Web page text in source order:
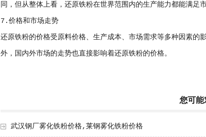
同，但从整体上看，还原铁粉在世界范围内的生产能力都能满足市
7.价格和市场走势
还原铁粉的价格受原料价格、生产成本、市场需求等多种因素的
外，国内外市场的走势也直接影响着还原铁粉的价格。
您可能
武汉钢厂雾化铁粉价格,莱钢雾化铁粉价格